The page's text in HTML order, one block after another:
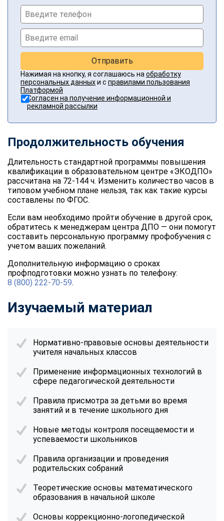
Отправить
Нажимая на кнопку, я соглашаюсь на обработку
персональных данныхи с правилами пользования
Платформой
Согласен на получение информационной и
рекламной рассылки
Продолжительность обучения
Длительность стандартной программы повышения
квалификации в образовательном центре «ЭКОДПО»
рассчитана на 72-144 ч. Изменить количество часов в
типовом учебном плане нельзя, так как такие курсы
составлены по ФГОС.
Если вам необходимо пройти обучение в другой срок,
обратитесь к менеджерам центра ДПО — они помогут
составить персональную программу профобучения с
учетом ваших пожеланий.
Дополнительную информацию о сроках
профподготовки можно узнать по телефону:
8 (800) 222-70-59.
Изучаемый материал
Нормативно-правовые основы деятельности
учителя начальных классов
Применение информационных технологий в
сфере педагогической деятельности
Правила присмотра за детьми во время
занятий и в течение школьного дня
Новые методы контроля посещаемости и
успеваемости школьников
Правила организации и проведения
родительских собраний
Теоретические основы математического
образования в начальной школе
Основы коррекционно-логопедической